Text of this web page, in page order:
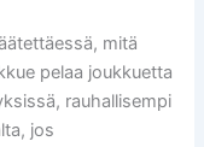
mitä
pelaa joukkuetta
rauhallisempi
jos